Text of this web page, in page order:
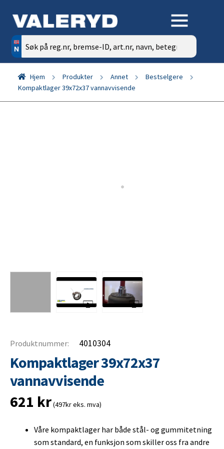
Søk
etter:
Hjem Produkter Annet
Bestselgere
Kompaktlager 39x72x37 vannavvisende
Produktnummer: 4010304
Kompaktlager 39x72x37
vannavvisende
621 kr(497kr eks. mva)
Våre kompaktlager har både stål- og gummitetning
som standard, en funksjon som skiller oss fra andre